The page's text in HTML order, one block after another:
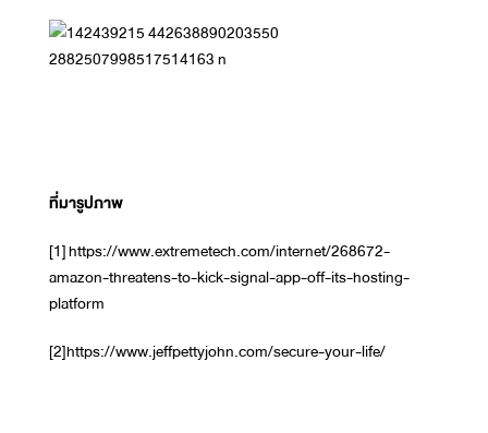
ที่มารูปภาพ
[1] https://www.extremetech.com/internet/268672-
amazon-threatens-to-kick-signal-app-off-its-hosting-
platform
[2]https://www.jeffpettyjohn.com/secure-your-life/